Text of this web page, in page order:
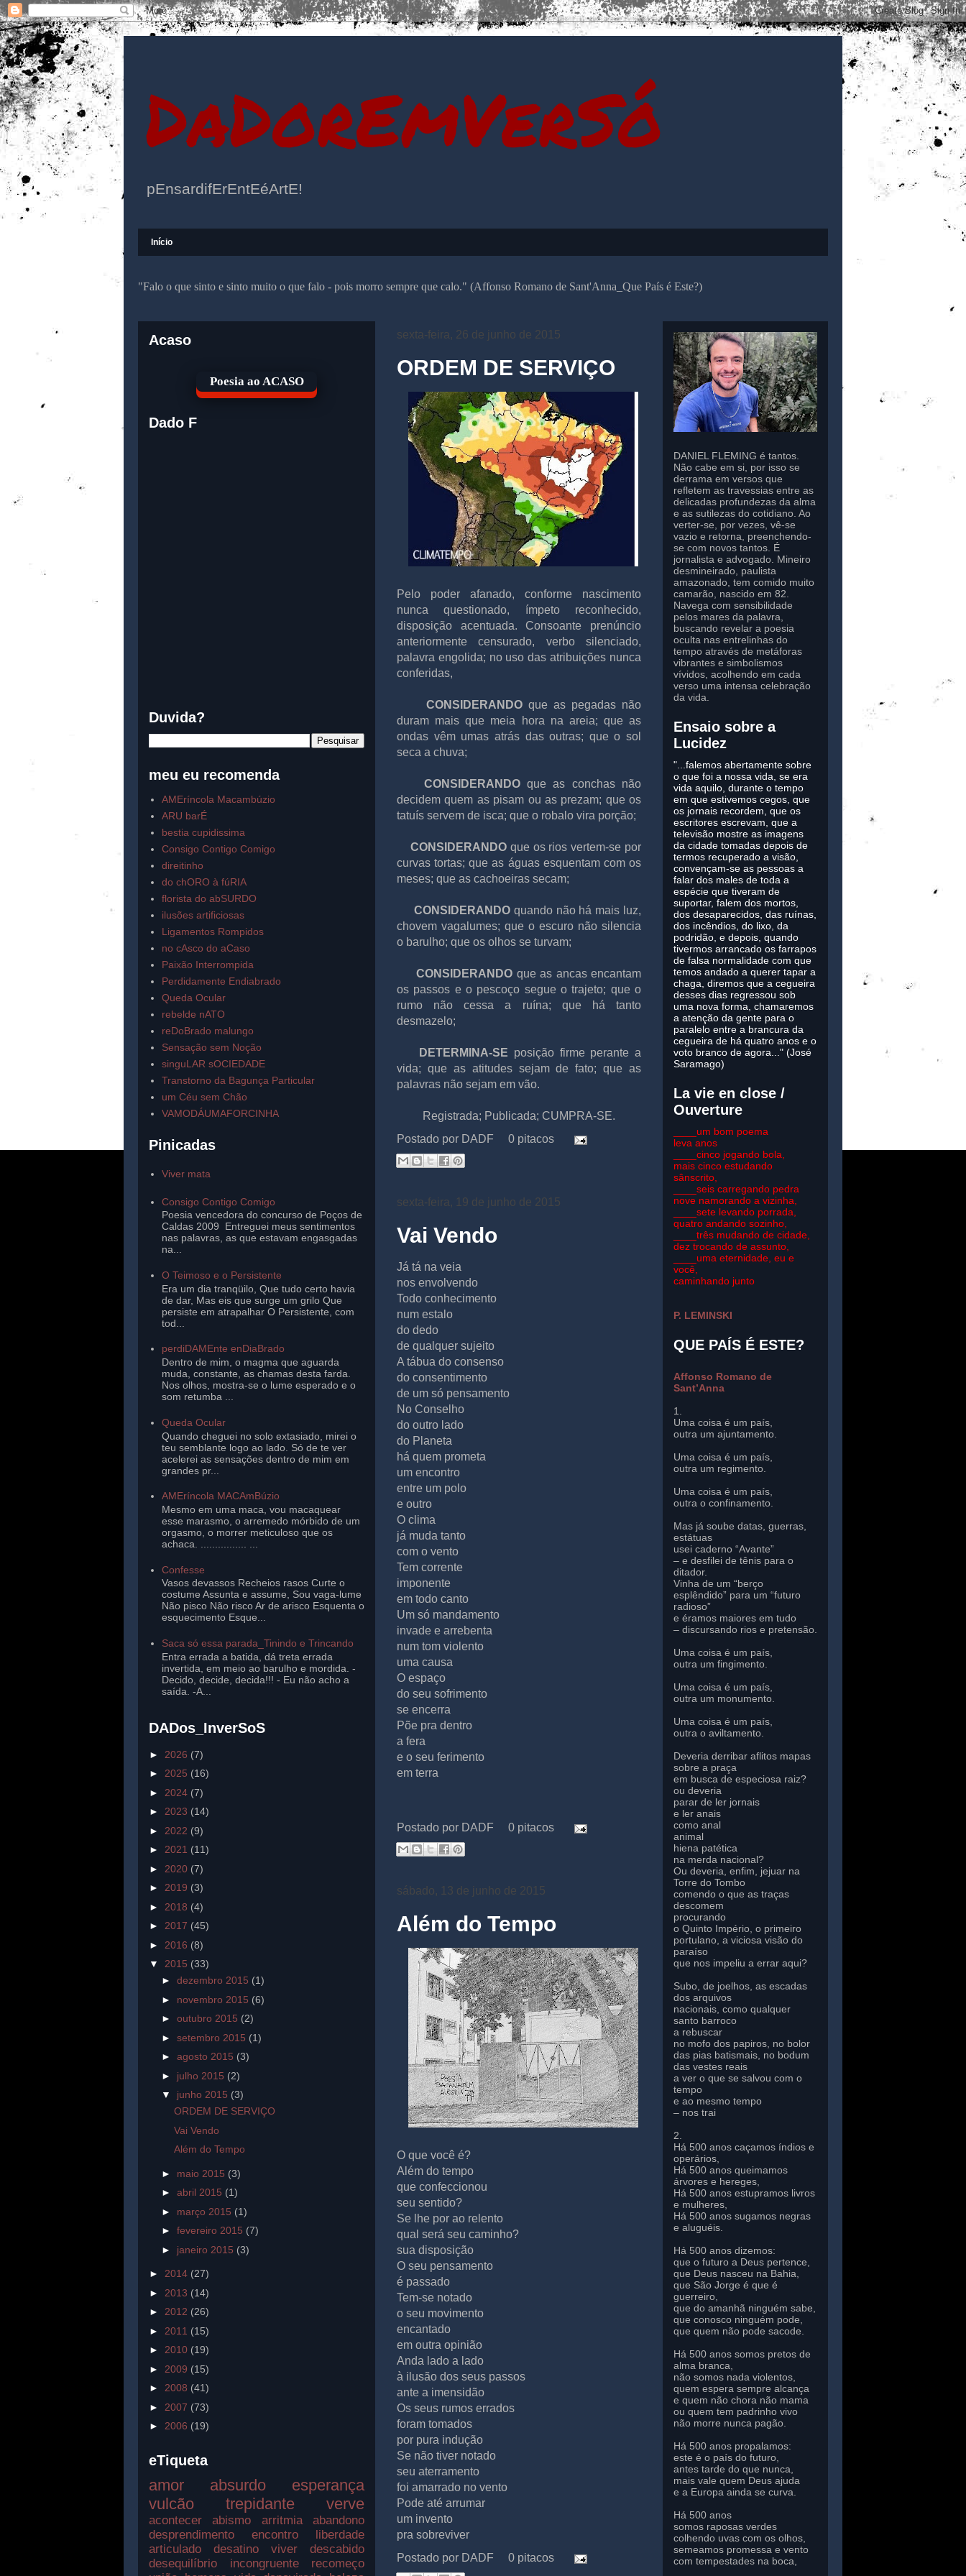
DaDorEmVerSó
pEnsardifErEntEéArtE!
Início
"Falo o que sinto e sinto muito o que falo - pois morro sempre que calo." (Affonso Romano de Sant'Anna_Que País é Este?)
sexta-feira, 26 de junho de 2015
ORDEM DE SERVIÇO
Pelo poder afanado, conforme nascimento
nunca questionado, ímpeto reconhecido,
disposição acentuada. Consoante prenúncio
anteriormente censurado, verbo silenciado,
palavra engolida; no uso das atribuições nunca
conferidas,
CONSIDERANDO que as pegadas não
duram mais que meia hora na areia; que as
ondas vêm umas atrás das outras; que o sol
seca a chuva;
CONSIDERANDO que as conchas não
decidem quem as pisam ou as prezam; que os
tatuís servem de isca; que o robalo vira porção;
CONSIDERANDO que os rios vertem-se por
curvas tortas; que as águas esquentam com os
meses; que as cachoeiras secam;
CONSIDERANDO quando não há mais luz,
chovem vagalumes; que o escuro não silencia
o barulho; que os olhos se turvam;
CONSIDERANDO que as ancas encantam
os passos e o pescoço segue o trajeto; que o
rumo não cessa a ruína; que há tanto
desmazelo;
DETERMINA-SE posição firme perante a
vida; que as atitudes sejam de fato; que as
palavras não sejam em vão.
Registrada; Publicada; CUMPRA-SE.
Postado por DADF 0 pitacos
sexta-feira, 19 de junho de 2015
Vai Vendo
Já tá na veia
nos envolvendo
Todo conhecimento
num estalo
do dedo
de qualquer sujeito
A tábua do consenso
do consentimento
de um só pensamento
No Conselho
do outro lado
do Planeta
há quem prometa
um encontro
entre um polo
e outro
O clima
já muda tanto
com o vento
Tem corrente
imponente
em todo canto
Um só mandamento
invade e arrebenta
num tom violento
uma causa
O espaço
do seu sofrimento
se encerra
Põe pra dentro
a fera
e o seu ferimento
em terra
Postado por DADF 0 pitacos
sábado, 13 de junho de 2015
Além do Tempo
O que você é?
Além do tempo
que confeccionou
seu sentido?
Se lhe por ao relento
qual será seu caminho?
sua disposição
O seu pensamento
é passado
Tem-se notado
o seu movimento
encantado
em outra opinião
Anda lado a lado
à ilusão dos seus passos
ante a imensidão
Os seus rumos errados
foram tomados
por pura indução
Se não tiver notado
seu aterramento
foi amarrado no vento
Pode até arrumar
um invento
pra sobreviver
Postado por DADF 0 pitacos
Acaso
Poesia ao ACASO
Dado F
Duvida?
meu eu recomenda
AMEríncola Macambúzio
ARU barÉ
bestia cupidissima
Consigo Contigo Comigo
direitinho
do chORO à fúRIA
florista do abSURDO
ilusões artificiosas
Ligamentos Rompidos
no cAsco do aCaso
Paixão Interrompida
Perdidamente Endiabrado
Queda Ocular
rebelde nATO
reDoBrado malungo
Sensação sem Noção
singuLAR sOCIEDADE
Transtorno da Bagunça Particular
um Céu sem Chão
VAMODÁUMAFORCINHA
Pinicadas
Viver mata
Consigo Contigo Comigo
Poesia vencedora do concurso de Poços de
Caldas 2009 Entreguei meus sentimentos
nas palavras, as que estavam engasgadas
na...
O Teimoso e o Persistente
Era um dia tranqüilo, Que tudo certo havia
de dar, Mas eis que surge um grilo Que
persiste em atrapalhar O Persistente, com
tod...
perdiDAMEnte enDiaBrado
Dentro de mim, o magma que aguarda
muda, constante, as chamas desta farda.
Nos olhos, mostra-se o lume esperado e o
som retumba ...
Queda Ocular
Quando cheguei no solo extasiado, mirei o
teu semblante logo ao lado. Só de te ver
acelerei as sensações dentro de mim em
grandes pr...
AMEríncola MACAmBúzio
Mesmo em uma maca, vou macaquear
esse marasmo, o arremedo mórbido de um
orgasmo, o morrer meticuloso que os
achaca. ................ ...
Confesse
Vasos devassos Recheios rasos Curte o
costume Assunta e assume, Sou vaga-lume
Não pisco Não risco Ar de arisco Esquenta o
esquecimento Esque...
Saca só essa parada_Tinindo e Trincando
Entra errada a batida, dá treta errada
invertida, em meio ao barulho e mordida. -
Decido, decide, decida!!! - Eu não acho a
saída. -A...
DADos_InverSoS
► 2026 (7)
► 2025 (16)
► 2024 (7)
► 2023 (14)
► 2022 (9)
► 2021 (11)
► 2020 (7)
► 2019 (3)
► 2018 (4)
► 2017 (45)
► 2016 (8)
▼ 2015 (33)
► dezembro 2015 (1)
► novembro 2015 (6)
► outubro 2015 (2)
► setembro 2015 (1)
► agosto 2015 (3)
► julho 2015 (2)
▼ junho 2015 (3)
ORDEM DE SERVIÇO
Vai Vendo
Além do Tempo
► maio 2015 (3)
► abril 2015 (1)
► março 2015 (1)
► fevereiro 2015 (7)
► janeiro 2015 (3)
► 2014 (27)
► 2013 (14)
► 2012 (26)
► 2011 (15)
► 2010 (19)
► 2009 (15)
► 2008 (41)
► 2007 (73)
► 2006 (19)
eTiqueta
amor absurdo
esperança
vulcão
trepidante verve
acontecer abismo arritmia
abandono
desprendimento
encontro
liberdade
articulado
desatino viver
descabido
desequilíbrio
incongruente
recomeço
DANIEL FLEMING é tantos.
Não cabe em si, por isso se
derrama em versos que
refletem as travessias entre as
delicadas profundezas da alma
e as sutilezas do cotidiano. Ao
verter-se, por vezes, vê-se
vazio e retorna, preenchendo-
se com novos tantos. É
jornalista e advogado. Mineiro
desmineirado, paulista
amazonado, tem comido muito
camarão, nascido em 82.
Navega com sensibilidade
pelos mares da palavra,
buscando revelar a poesia
oculta nas entrelinhas do
tempo através de metáforas
vibrantes e simbolismos
vívidos, acolhendo em cada
verso uma intensa celebração
da vida.
Ensaio sobre a
Lucidez
"...falemos abertamente sobre
o que foi a nossa vida, se era
vida aquilo, durante o tempo
em que estivemos cegos, que
os jornais recordem, que os
escritores escrevam, que a
televisão mostre as imagens
da cidade tomadas depois de
termos recuperado a visão,
convençam-se as pessoas a
falar dos males de toda a
espécie que tiveram de
suportar, falem dos mortos,
dos desaparecidos, das ruínas,
dos incêndios, do lixo, da
podridão, e depois, quando
tivermos arrancado os farrapos
de falsa normalidade com que
temos andado a querer tapar a
chaga, diremos que a cegueira
desses dias regressou sob
uma nova forma, chamaremos
a atenção da gente para o
paralelo entre a brancura da
cegueira de há quatro anos e o
voto branco de agora..." (José
Saramago)
La vie en close /
Ouverture
____um bom poema
leva anos
____cinco jogando bola,
mais cinco estudando
sânscrito,
____seis carregando pedra
nove namorando a vizinha,
____sete levando porrada,
quatro andando sozinho,
____três mudando de cidade,
dez trocando de assunto,
____uma eternidade, eu e
você,
caminhando junto
P. LEMINSKI
QUE PAÍS É ESTE?
Affonso Romano de
Sant’Anna
1.
Uma coisa é um país,
outra um ajuntamento.
Uma coisa é um país,
outra um regimento.
Uma coisa é um país,
outra o confinamento.
Mas já soube datas, guerras,
estátuas
usei caderno “Avante”
– e desfilei de tênis para o
ditador.
Vinha de um “berço
esplêndido” para um “futuro
radioso”
e éramos maiores em tudo
– discursando rios e pretensão.
Uma coisa é um país,
outra um fingimento.
Uma coisa é um país,
outra um monumento.
Uma coisa é um país,
outra o aviltamento.
Deveria derribar aflitos mapas
sobre a praça
em busca de especiosa raiz?
ou deveria
parar de ler jornais
e ler anais
como anal
animal
hiena patética
na merda nacional?
Ou deveria, enfim, jejuar na
Torre do Tombo
comendo o que as traças
descomem
procurando
o Quinto Império, o primeiro
portulano, a viciosa visão do
paraíso
que nos impeliu a errar aqui?
Subo, de joelhos, as escadas
dos arquivos
nacionais, como qualquer
santo barroco
a rebuscar
no mofo dos papiros, no bolor
das pias batismais, no bodum
das vestes reais
a ver o que se salvou com o
tempo
e ao mesmo tempo
– nos trai
2.
Há 500 anos caçamos índios e
operários,
Há 500 anos queimamos
árvores e hereges,
Há 500 anos estupramos livros
e mulheres,
Há 500 anos sugamos negras
e aluguéis.
Há 500 anos dizemos:
que o futuro a Deus pertence,
que Deus nasceu na Bahia,
que São Jorge é que é
guerreiro,
que do amanhã ninguém sabe,
que conosco ninguém pode,
que quem não pode sacode.
Há 500 anos somos pretos de
alma branca,
não somos nada violentos,
quem espera sempre alcança
e quem não chora não mama
ou quem tem padrinho vivo
não morre nunca pagão.
Há 500 anos propalamos:
este é o país do futuro,
antes tarde do que nunca,
mais vale quem Deus ajuda
e a Europa ainda se curva.
Há 500 anos
somos raposas verdes
colhendo uvas com os olhos,
semeamos promessa e vento
com tempestades na boca,